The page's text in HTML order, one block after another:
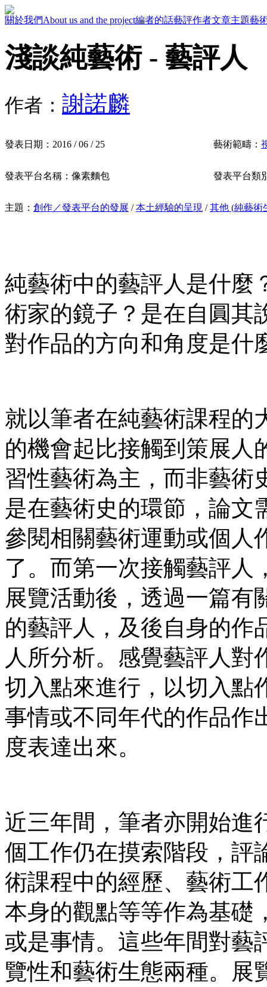
關於我們About us and the project編者的話藝評作者文章主題藝
淺談純藝術 - 藝評人
作者： 謝諾麟
發表日期： 2016 / 06 / 25 藝術範疇：
發表平台名稱： 像素麵包 發表平台類
主題： 創作／發表平台的發展 /本土經驗的呈現 /其他 (純藝術
純藝術中的藝評人是什麼
術家的鏡子？是在自圓其
對作品的方向和角度是什
就以筆者在純藝術課程的
的機會起比接觸到策展人
習性藝術為主，而非藝術
是在藝術史的環節，論文
參閱相關藝術運動或個人
了。而第一次接觸藝評人
展覽活動後，透過一篇有
的藝評人，及後自身的作
人所分析。感覺藝評人對
切入點來進行，以切入點
事情或不同年代的作品作
度表達出來。
近三年間，筆者亦開始進
個工作仍在摸索階段，評
術課程中的經歷、藝術工
本身的觀點等等作為基礎
或是事情。這些年間對藝
覽性和藝術生態兩種。展